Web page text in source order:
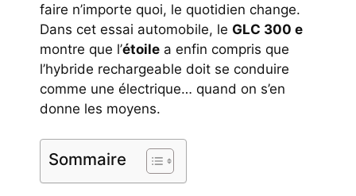
faire n’importe quoi, le quotidien change.
Dans cet essai automobile, le GLC 300 e
montre que l’étoile a enfin compris que
l’hybride rechargeable doit se conduire
comme une électrique… quand on s’en
donne les moyens.
Sommaire